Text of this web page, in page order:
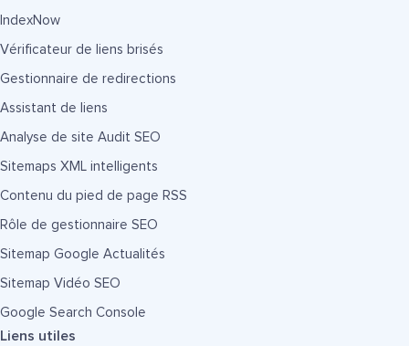
IndexNow
Vérificateur de liens brisés
Gestionnaire de redirections
Assistant de liens
Analyse de site Audit SEO
Sitemaps XML intelligents
Contenu du pied de page RSS
Rôle de gestionnaire SEO
Sitemap Google Actualités
Sitemap Vidéo SEO
Google Search Console
Liens utiles